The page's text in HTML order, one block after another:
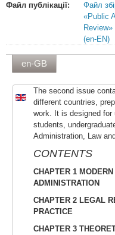
Файл публікації:
Файл
«Public
(en-EN)
en-GB
The second issue
different countries,
work. It is designed for
students,
Administration, Law
CONTENTS
CHAPTER 1
ADMINISTRATION
CHAPTER 2 LEGAL
PRACTICE
CHAPTER 3